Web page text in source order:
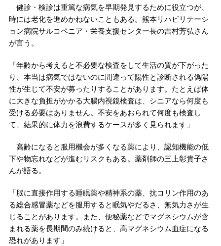
健診・検診は重篤な病気を早期発見するために役立つが、
時には老化を進めかねないこともある。熊本リハビリテーシ
ョン病院サルコペニア・栄養支援センター長の吉村芳弘さん
が言う。
「年齢から考えると不必要な検査をして生活の質が下がった
り、本当は病気ではないのに間違って陽性と診断される偽陽
性が生じて不安が募ったりすることがあります。たとえば体
に大きな負担がかかる大腸内視鏡検査は、シニアなら何度も
受ける必要はありません。不安をあおられて何度も検査し
て、結果的に体力を浪費するケースが多く見られます」
高齢になると服用機会が多くなる薬により、認知機能の低
下や物忘れなどが進むリスクもある。薬剤師の三上彰貴子さ
んが語る。
「脳に直接作用する睡眠薬や精神系の薬、抗コリン作用のあ
る総合感冒薬などを服用すると眠気やだるさ、無気力さが生
じることがあります。また、便秘薬などでマグネシウムが含
まれる薬を長期間のみ続けると、高マグネシウム血症になる
恐れがあります」